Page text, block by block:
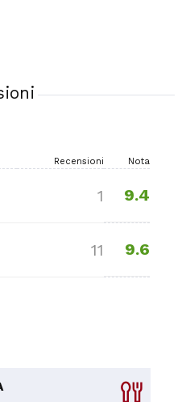
Recensioni Nota
1 9.4
11 9.6